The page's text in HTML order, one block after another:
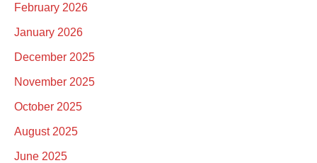
February 2026
January 2026
December 2025
November 2025
October 2025
August 2025
June 2025